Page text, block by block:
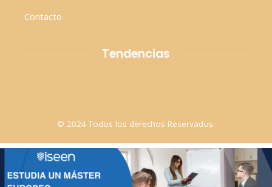
Contacto
Tendencias
© 2024 Todos los derechos Reservados.